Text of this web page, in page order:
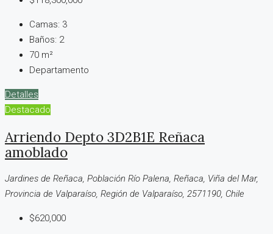
Camas: 3
Baños: 2
70 m²
Departamento
Detalles
Destacado
Arriendo Depto 3D2B1E Reñaca
amoblado
Jardines de Reñaca, Población Río Palena, Reñaca, Viña del Mar,
Provincia de Valparaíso, Región de Valparaíso, 2571190, Chile
$620,000